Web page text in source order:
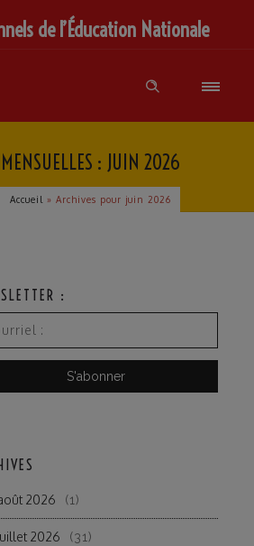
de l’Éducation Nationale
: JUIN 2026
Accueil » Archives pour juin 2026
:
2026 (1)
2026 (31)